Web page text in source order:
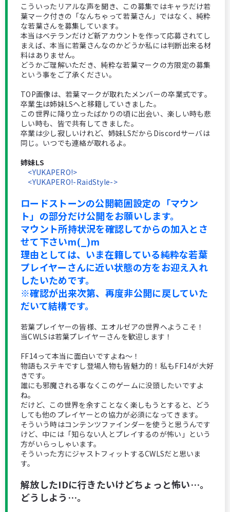
こういったリアルな声を聞き、この募集ではキャラだけ若
葉マーク付きの「なんちゃって若葉さん」ではなく、純粋
な若葉さんを募集しています。
本当はベテランだけど新アカウントを作って応募されてし
まえば、本当に若葉さんなのかどうか私には判断出来る材
料はありません。
どうかご理解いただき、純粋な若葉マークの方限定の募集
という事をご了承ください。
TOP画像は、若葉マークが取れたメンバーの卒業式です。
卒業生は姉妹LSへと移籍していきました。
この世界に降り立ったばかりの頃に出会い、楽しい時も悲
しい時も、皆で共有してきました。
卒業は少し寂しいけれど、姉妹LSだからDiscordサーバは
同じ。いつでも連絡が取れるよ。
姉妹LS
<YUKAPERO!>
<YUKAPERO!-RaidStyle->
ロードストーンの公開範囲設定の「マウン
ト」の部分だけ公開をお願いします。
マウント所持状況を確認してからの加入とさ
せて下さいm(_)m
理由としては、いま在籍している純粋な若葉
プレイヤーさんに近い状態の方をお迎え入れ
したいためです。
※確認が出来次第、再度非公開に戻していた
だいて結構です。
若葉プレイヤーの皆様、エオルゼアの世界へようこそ！
当CWLSは若葉プレイヤーさんを歓迎します！
FF14って本当に面白いですよね～！
物語もステキですし登場人物も皆魅力的！私もFF14が大好
きです。
誰にも邪魔される事なくこのゲームに没頭したいですよ
ね。
だけど、この世界を余すことなく楽しもうとすると、どう
しても他のプレイヤーとの協力が必須になってきます。
そういう時はコンテンツファインダーを使うと思うんです
けど、中には「知らない人とプレイするのが怖い」という
方がいらっしゃいます。
そういった方にジャストフィットするCWLSだと思いま
す。
解放したIDに行きたいけどちょっと怖い…。
どうしよう…。